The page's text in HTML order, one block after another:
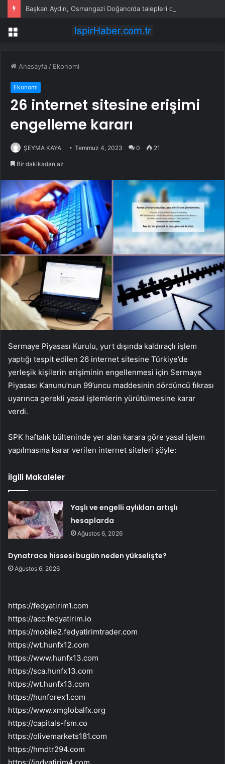
Başkan Aydın, Osmangazi Doğancı’da talepleri dinledi
Menü
Anasayfa / Ekonomi
Ekonomi
26 internet sitesine erişimi
engelleme kararı
ŞEYMA KAYA Temmuz 4, 2023 0 21
Bir dakikadan az
Sermaye Piyasası Kurulu, yurt dışında kaldıraçlı işlem
yaptığı tespit edilen 26 internet sitesine Türkiye’de
yerleşik kişilerin erişiminin engellenmesi için Sermaye
Piyasası Kanunu’nun 99’uncu maddesinin dördüncü fıkrası
uyarınca gerekli yasal işlemlerin yürütülmesine karar
verdi.
SPK haftalık bülteninde yer alan karara göre yasal işlem
yapılmasına karar verilen internet siteleri şöyle:
İlgili Makaleler
Yaşlı ve engelli aylıkları artışlı
hesaplarda
Ağustos 6, 2026
Dynatrace hissesi bugün neden yükselişte?
Ağustos 6, 2026
https://fedyatirim1.com
https://acc.fedyatirim.io
https://mobile2.fedyatirimtrader.com
https://wt.hunfx12.com
https://www.hunfx13.com
https://sca.hunfx13.com
https://wt.hunfx13.com
https://hunforex1.com
https://www.xmglobalfx.org
https://capitals-fsm.co
https://olivemarkets181.com
https://hmdtr294.com
https://indyatirim4.com